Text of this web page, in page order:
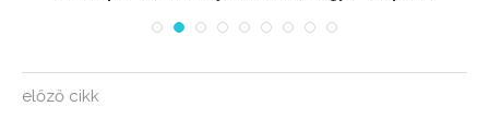
előző cikk